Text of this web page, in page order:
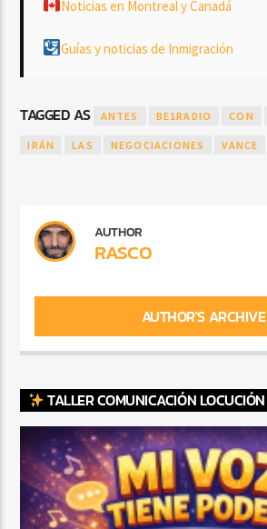
Noticias en Montreal y Canadá
Guías y noticias de Inmigración
TAGGED AS ANTES BE1RADIO CON
IRÁN LAS NEGOCIACIONES VANCE
AUTHOR
RASCO
AUTHOR'S ARCHIVE
TALLER COMUNICACIÓN LOCUCIÓN